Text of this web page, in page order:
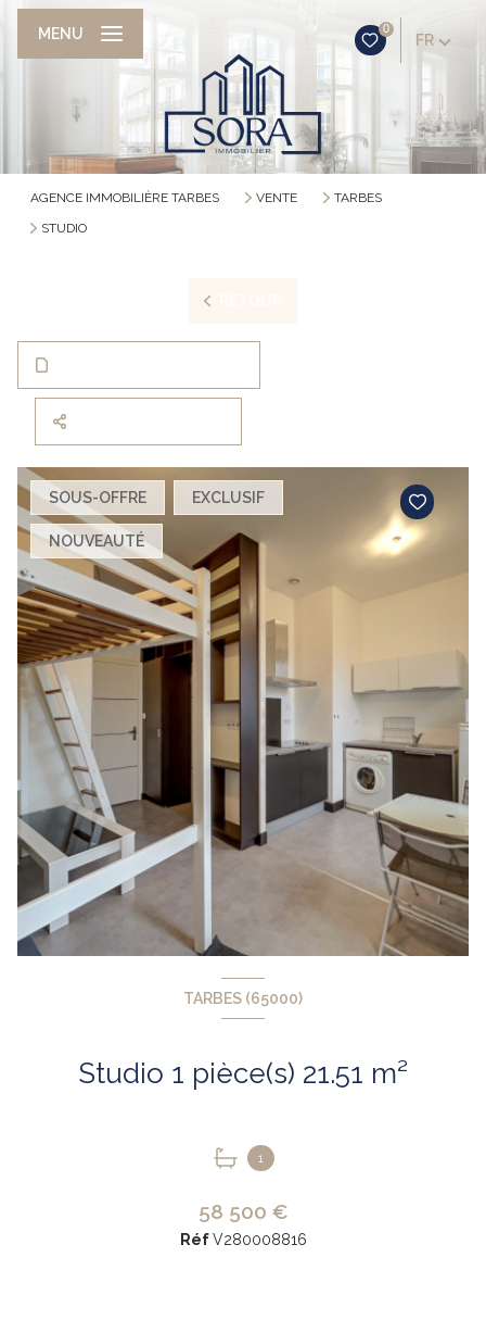
0
FR
MENU
AGENCE IMMOBILIÈRE TARBES VENTE
TARBES
STUDIO
SOUS-OFFRE EXCLUSIF
NOUVEAUTÉ
TARBES (65000)
Studio 1 pièce(s) 21.51 m²
1
58 500 €
RéfV280008816